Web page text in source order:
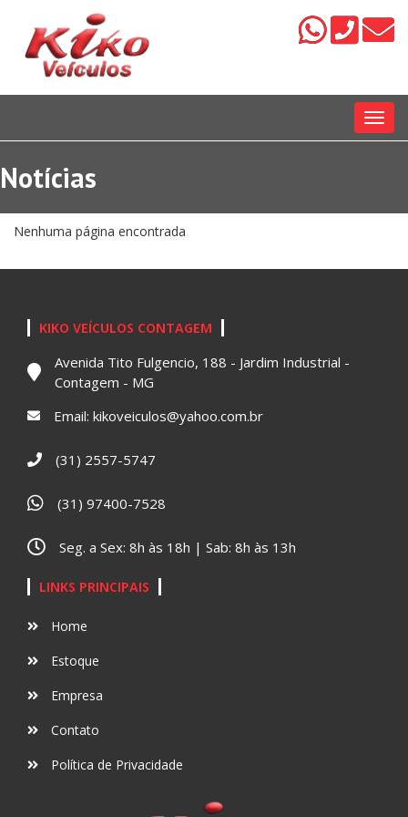
Menu
Notícias
Nenhuma página encontrada
KIKO VEÍCULOS CONTAGEM
Avenida Tito Fulgencio, 188 - Jardim Industrial -
Contagem - MG
Email: kikoveiculos@yahoo.com.br
(31) 2557-5747
(31) 97400-7528
Seg. a Sex: 8h às 18h | Sab: 8h às 13h
LINKS PRINCIPAIS
Home
Estoque
Empresa
Contato
Política de Privacidade